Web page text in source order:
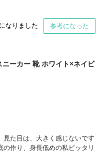
なりました 参考になった
ニーカー 靴 ホワイト×ネイビ
た目は、大きく感じないです
作り、身長低めの私ピッタリ